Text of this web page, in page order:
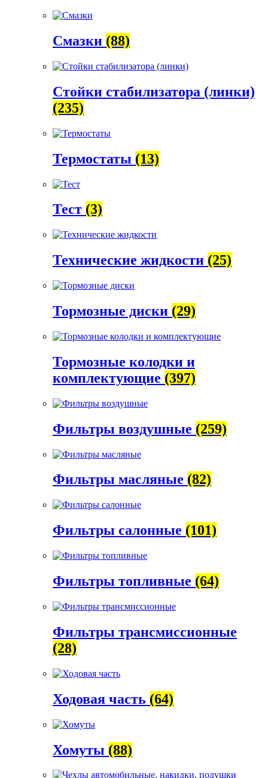
Смазки (88)
Стойки стабилизатора (линки)
(235)
Термостаты (13)
Тест (3)
Технические жидкости (25)
Тормозные диски (29)
Тормозные колодки и
комплектующие (397)
Фильтры воздушные (259)
Фильтры масляные (82)
Фильтры салонные (101)
Фильтры топливные (64)
Фильтры трансмиссионные
(28)
Ходовая часть (64)
Хомуты (88)